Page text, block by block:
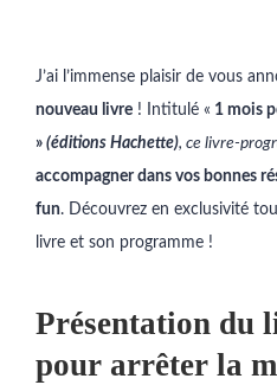
J’ai l’immense plaisir de vous
nouveau livre ! Intitulé « 1 mois
» (éditions Hachette), ce livre-
accompagner dans vos bonnes
fun. Découvrez en exclusivité
livre et son programme !
Présentation du
pour arrêter la